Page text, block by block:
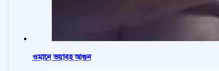
ওমানে ভয়াবহ আগুন